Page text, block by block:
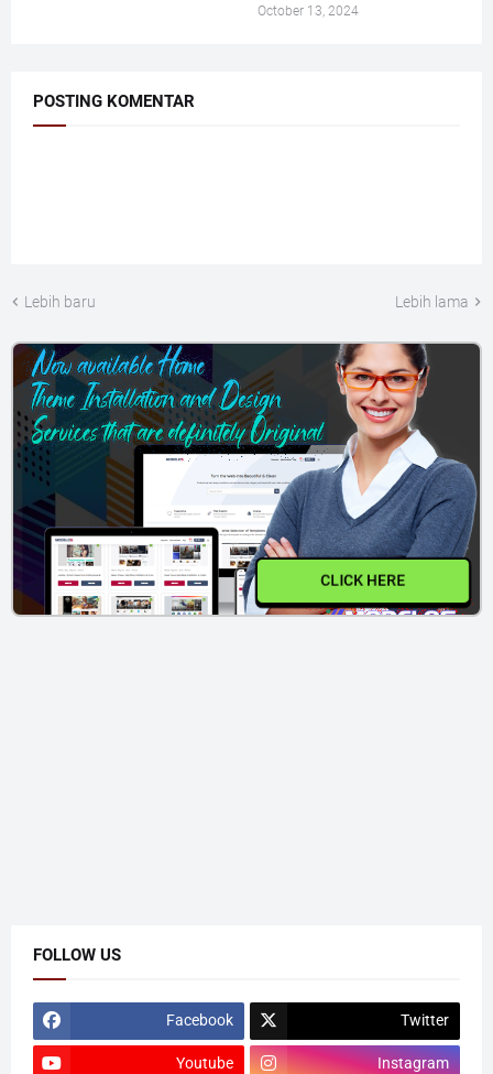
October 13, 2024
POSTING KOMENTAR
Lebih baru Lebih lama
CLICK HERE
FOLLOW US
Facebook Twitter
Youtube Instagram